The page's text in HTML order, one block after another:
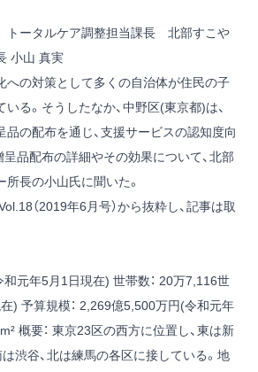
ータルケア調整担当課長 北部すこや
小山 真実
への対策として多くの自治体が住民の子
る。そうしたなか、中野区(東京都)は、
の配布を通じ、支援サービスの認知度向
呈品配布の詳細やその効果について、北部
長の小山氏に聞いた。
（2019年6月号）から抜粋し、記事は取
和元年5月1日現在) 世帯数： 20万7,116世
) 予算規模： 2,269億5,500万円(令和元年
概要： 東京23区の西方に位置し、東は新
は渋谷、北は練馬の各区に接している。地